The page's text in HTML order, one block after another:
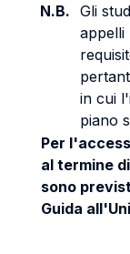
N.B. Gli
appelli
in cui
piano
Per
al termine
sono
Guida